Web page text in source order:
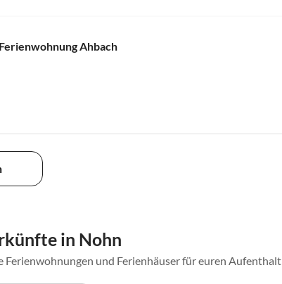
Ahbach
in Nohn
Ferienwohnungen und Ferienhäuser für euren Aufenthalt